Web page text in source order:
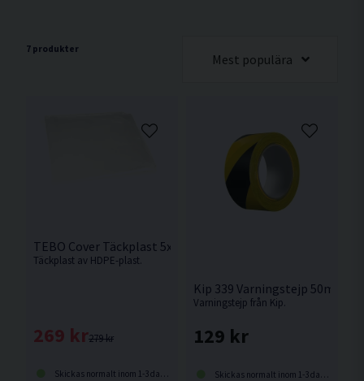
7 produkter
Mest populära
TEBO Cover Täckplast 5x4m
Täckplast av HDPE-plast.
279 kr
269 kr
Skickas normalt inom 1-3 dagar
Kip 339 Varningstejp 50mm
Varningstejp från Kip.
129 kr
Skickas normalt inom 1-3 dagar